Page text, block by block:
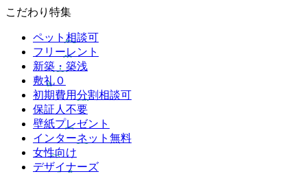
こだわり特集
ペット相談可
フリーレント
新築・築浅
敷礼０
初期費用分割相談可
保証人不要
壁紙プレゼント
インターネット無料
女性向け
デザイナーズ